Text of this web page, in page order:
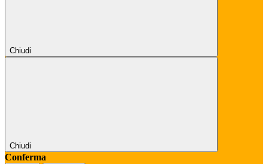
Chiudi
Chiudi
Conferma